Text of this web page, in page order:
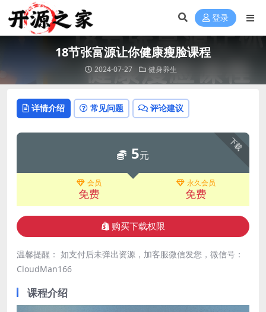
登录
18节张富源让你健康瘦脸课程
2024-07-27 健身养生
详情介绍 常见问题 评论建议
下载
5元
会员
免费
永久会员
免费
购买下载权限
温馨提醒： 如支付后未弹出资源，加客服微信发您，微信号：
CloudMan166
课程介绍